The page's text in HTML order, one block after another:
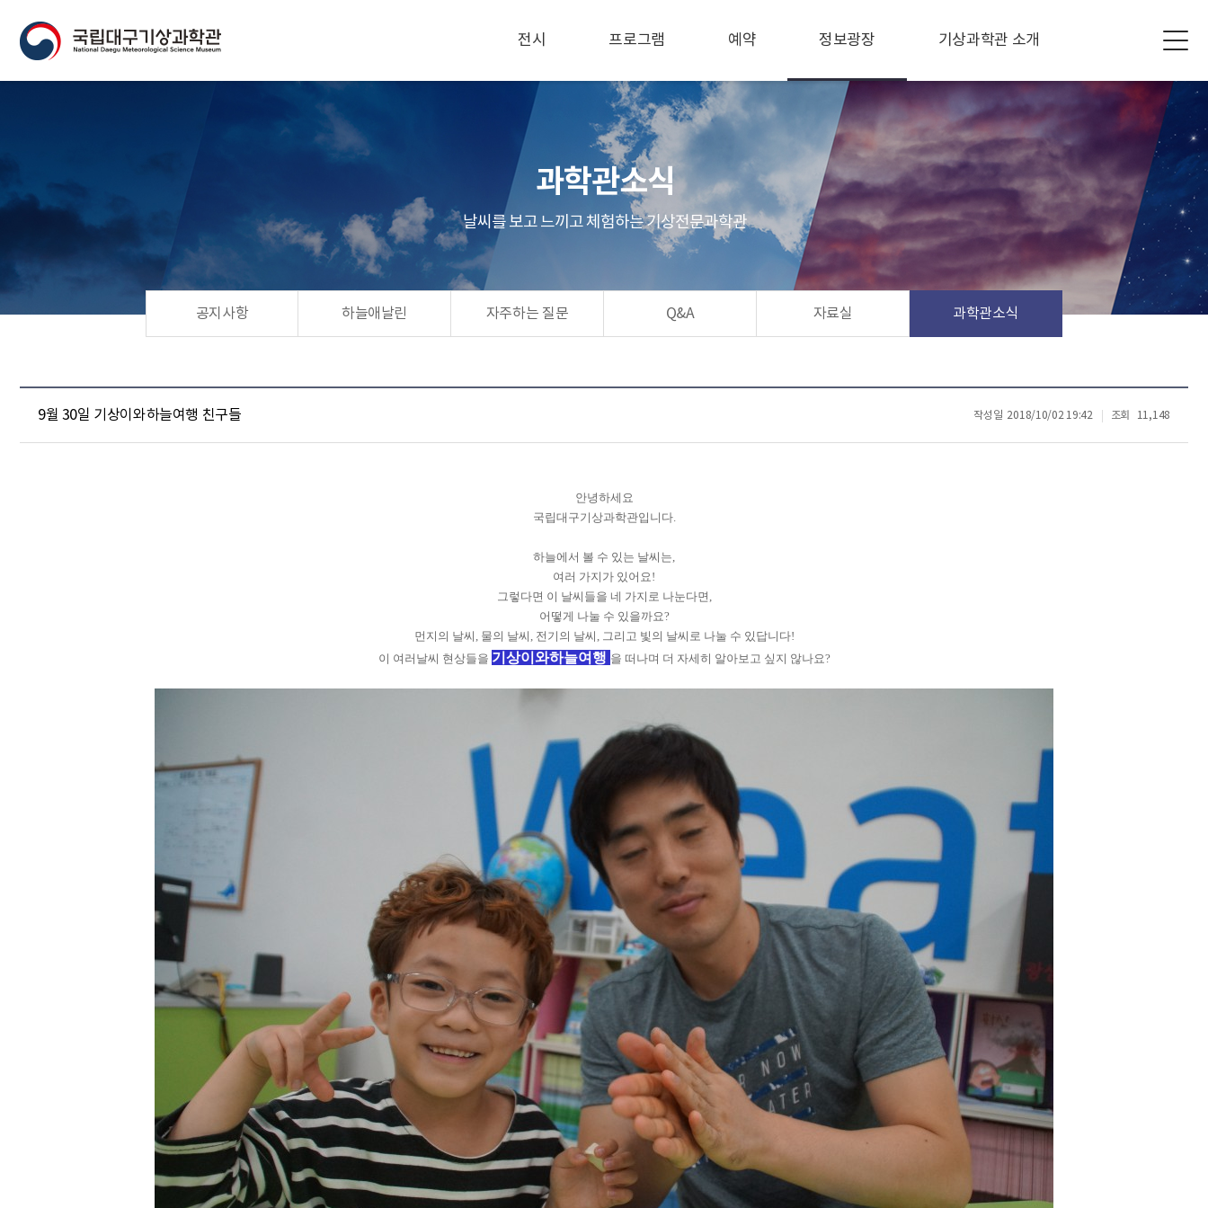
전시 프로그램 예약 정보광장 기상과학관 소개
과학관소식
날씨를 보고 느끼고 체험하는 기상전문과학관
공지사항 하늘애날린 자주하는 질문 Q&A 자료실 과학관소식
9월 30일 기상이와하늘여행 친구들 작성일 2018/10/02 19:42 조회 11,148
안녕하세요
국립대구기상과학관입니다.
하늘에서 볼 수 있는 날씨는,
여러 가지가 있어요!
그렇다면 이 날씨들을 네 가지로 나눈다면,
어떻게 나눌 수 있을까요?
먼지의 날씨, 물의 날씨, 전기의 날씨, 그리고 빛의 날씨로 나눌 수 있답니다!
이 여러날씨 현상들을 기상이와하늘여행 을 떠나며 더 자세히 알아보고 싶지 않나요?